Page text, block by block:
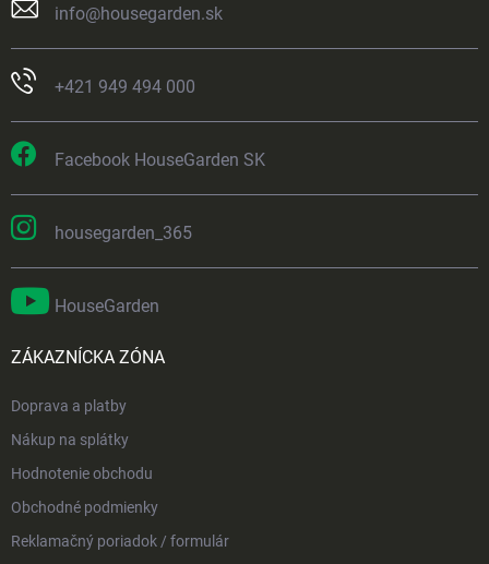
info@housegarden.sk
+421 949 494 000
Facebook HouseGarden SK
housegarden_365
HouseGarden
ZÁKAZNÍCKA ZÓNA
Doprava a platby
Nákup na splátky
Hodnotenie obchodu
Obchodné podmienky
Reklamačný poriadok / formulár